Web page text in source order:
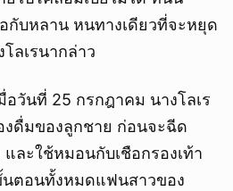
กับหลาน หนทางเดียวที่จะหยุด
ลเรนากล่าว
อวันที่ 25 กรกฎาคม นางโลเร
งดื่มของลูกชาย ก่อนจะฉีด
ละใช้หมอนกับเชือกรองเท้า
นตอนทั้งหมดแฟนสาวของ